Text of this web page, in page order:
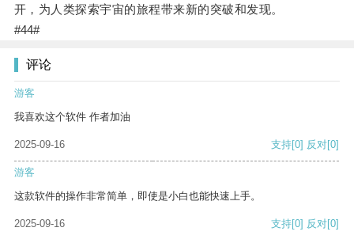
开，为人类探索宇宙的旅程带来新的突破和发现。
#44#
评论
游客
我喜欢这个软件 作者加油
2025-09-16 支持[0] 反对[0]
游客
这款软件的操作非常简单，即使是小白也能快速上手。
2025-09-16 支持[0] 反对[0]